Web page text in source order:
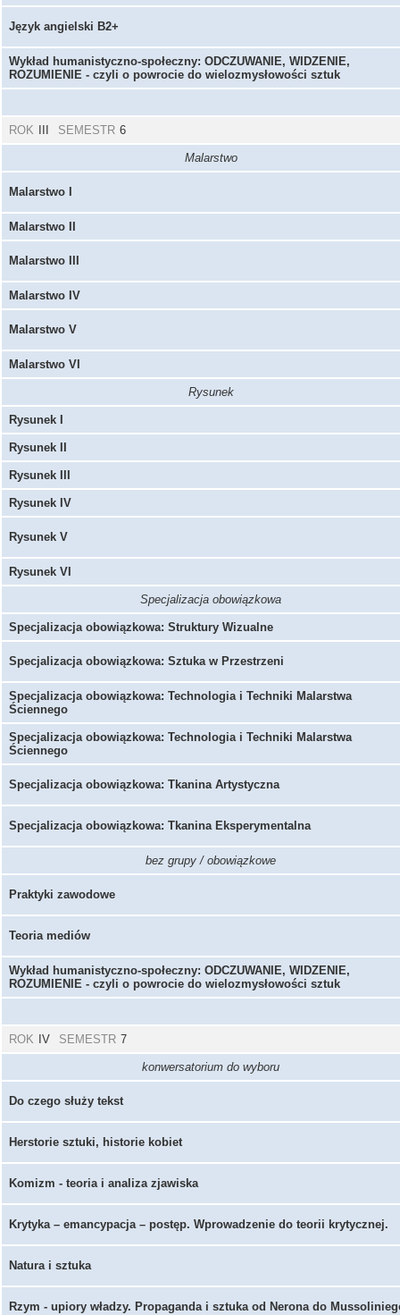
Język angielski B2+
Wykład humanistyczno-społeczny: ODCZUWANIE, WIDZENIE,
ROZUMIENIE - czyli o powrocie do wielozmysłowości sztuk
ROK SEMESTR 6
Malarstwo
Malarstwo I
Malarstwo II
Malarstwo III
Malarstwo IV
Malarstwo V
Malarstwo VI
Rysunek
Rysunek I
Rysunek II
Rysunek III
Rysunek IV
Rysunek V
Rysunek VI
Specjalizacja obowiązkowa
Specjalizacja obowiązkowa: Struktury Wizualne
Specjalizacja obowiązkowa: Sztuka w Przestrzeni
Specjalizacja obowiązkowa: Technologia i Techniki Malarstwa
Ściennego
Specjalizacja obowiązkowa: Technologia i Techniki Malarstwa
Ściennego
Specjalizacja obowiązkowa: Tkanina Artystyczna
Specjalizacja obowiązkowa: Tkanina Eksperymentalna
bez grupy / obowiązkowe
Praktyki zawodowe
Teoria mediów
Wykład humanistyczno-społeczny: ODCZUWANIE, WIDZENIE,
ROZUMIENIE - czyli o powrocie do wielozmysłowości sztuk
ROK IV SEMESTR 7
konwersatorium do wyboru
Do czego służy tekst
Herstorie sztuki, historie kobiet
Komizm - teoria i analiza zjawiska
Krytyka – emancypacja – postęp. Wprowadzenie do teorii krytycznej.
Natura i sztuka
Rzym - upiory władzy. Propaganda i sztuka od Nerona do